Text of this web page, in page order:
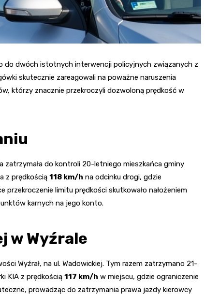
do dwóch istotnych interwencji policyjnych związanych z
skutecznie zareagowali na poważne naruszenia
którzy znacznie przekroczyli dozwoloną prędkość w
zatrzymała do kontroli 20-letniego mieszkańca gminy
z prędkością 118 km/h na odcinku drogi, gdzie
przekroczenie limitu prędkości skutkowało nałożeniem
karnych na jego konto.
w Wyźrale
Wyźrał, na ul. Wadowickiej. Tym razem zatrzymano 21-
KIA z prędkością 117 km/h w miejscu, gdzie ograniczenie
prowadząc do zatrzymania prawa jazdy kierowcy